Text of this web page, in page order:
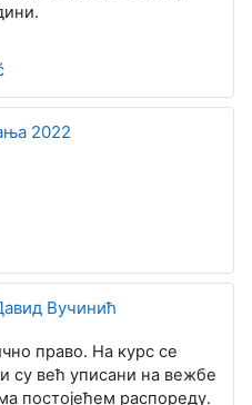
2022
Вучинић
право. На курс се
су већ уписани на вежбе
постојећем распореду.